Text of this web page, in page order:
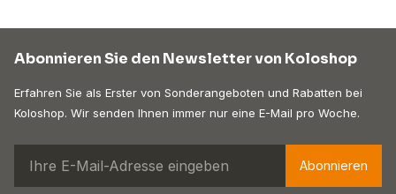
Abonnieren Sie den Newsletter von Koloshop
Erfahren Sie als Erster von Sonderangeboten und Rabatten bei
Koloshop. Wir senden Ihnen immer nur eine E-Mail pro Woche.
Abonnieren